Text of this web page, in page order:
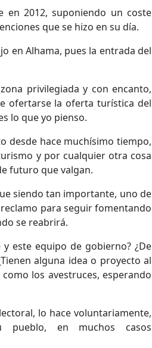
en 2012, suponiendo un coste
que se hizo en su día.
en Alhama, pues la entrada del
privilegiada y con encanto,
ofertarse la oferta turística del
lo que yo pienso.
desde hace muchísimo tiempo,
y por cualquier otra cosa
futuro que valgan.
siendo tan importante, uno de
para seguir fomentando
se reabrirá.
este equipo de gobierno? ¿De
alguna idea o proyecto al
los avestruces, esperando
lo hace voluntariamente,
en muchos casos